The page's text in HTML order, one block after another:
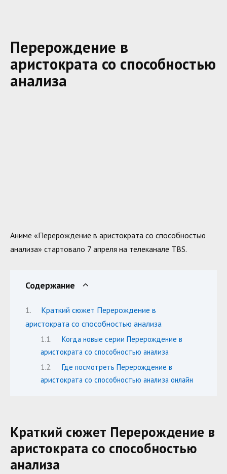
Перерождение в
аристократа со способностью
анализа
Аниме «Перерождение в аристократа со способностью
анализа» стартовало 7 апреля на телеканале TBS.
Содержание
Краткий сюжет Перерождение в
аристократа со способностью анализа
Когда новые серии Перерождение в
аристократа со способностью анализа
Где посмотреть Перерождение в
аристократа со способностью анализа онлайн
Краткий сюжет Перерождение в
аристократа со способностью
анализа